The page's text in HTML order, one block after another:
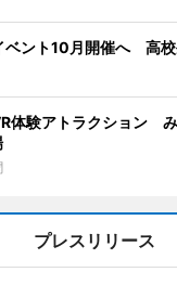
ベント10月開催へ 高
体験アトラクション
プレスリリース